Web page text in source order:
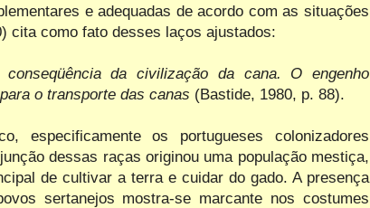
e adequadas de acordo com as situações
cita como fato desses laços ajustados:
da civilização da cana. O engenho
o transporte das canas (Bastide, 1980, p. 88).
especificamente os portugueses colonizadores
dessas raças originou uma população mestiça,
de cultivar a terra e cuidar do gado. A presença
sertanejos mostra-se marcante nos costumes